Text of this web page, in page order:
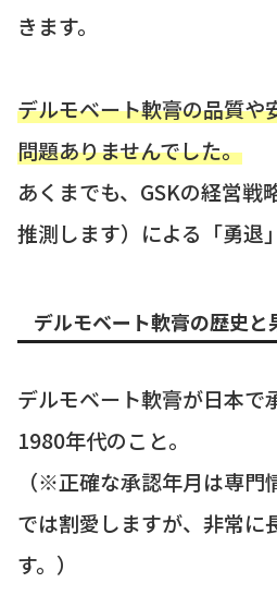
きます。
デルモベート軟膏の品質や
問題ありませんでした。
あくまでも、GSKの経営戦
推測します）による「勇退
デルモベート軟膏の歴史と
デルモベート軟膏が日本で
1980年代のこと。
（※正確な承認年月は専門
では割愛しますが、非常に
す。）